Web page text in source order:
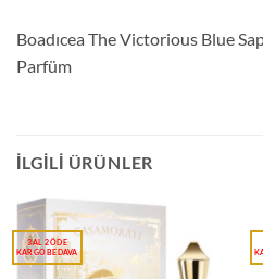
Boadıcea The Victorious Blue
Parfüm
İLGILI ÜRÜNLER